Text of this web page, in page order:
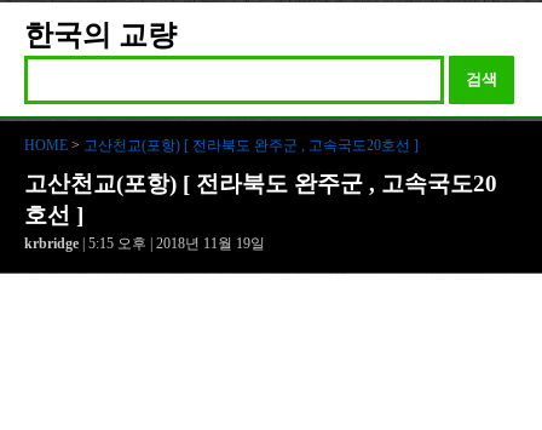
한국의 교량
검색
HOME > 고산천교(포항) [ 전라북도 완주군 , 고속국도20호선 ]
고산천교(포항) [ 전라북도 완주군 , 고속국도20
호선 ]
krbridge | 5:15 오후 | 2018년 11월 19일